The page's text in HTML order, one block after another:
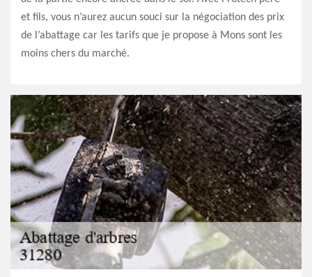
et fils, vous n’aurez aucun souci sur la négociation des prix
de l’abattage car les tarifs que je propose à Mons sont les
moins chers du marché.